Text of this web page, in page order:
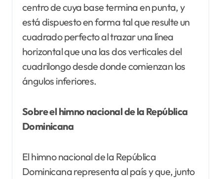
centro de cuya base termina en punta, y
está dispuesto en forma tal que resulte un
cuadrado perfecto al trazar una línea
horizontal que una las dos verticales del
cuadrilongo desde donde comienzan los
ángulos inferiores.
Sobre el himno nacional de la República
Dominicana
El himno nacional de la República
Dominicana representa al país y que, junto